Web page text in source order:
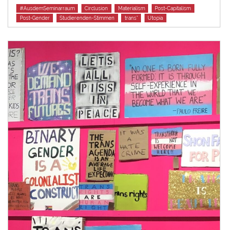
Tags
#AusdemSeminarraum Circlusion Materialism
Post-Capitalism
Post-Gender
Studierenden-Stimmen trans* Utopia